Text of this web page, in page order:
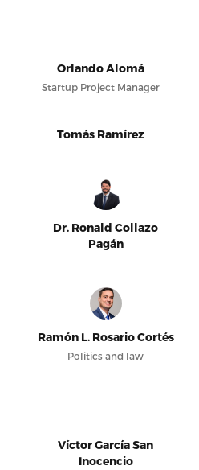
Orlando Alomá
Startup Project Manager
Tomás Ramírez
Dr. Ronald Collazo
Pagán
Ramón L. Rosario Cortés
Politics and law
Víctor García San
Inocencio